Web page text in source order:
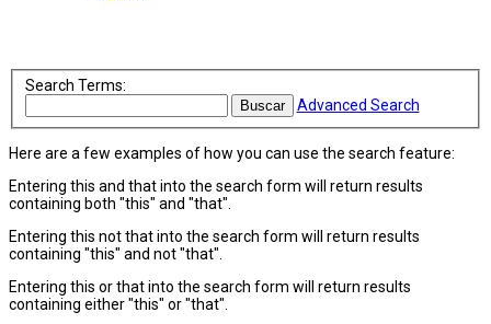
Search Terms:
Buscar Advanced Search
Here are a few examples of how you can use the search feature:
Entering this and thatinto the search form will return results
containing both "this" and "that".
Entering this not thatinto the search form will return results
containing "this" and not "that".
Entering this or thatinto the search form will return results
containing either "this" or "that".